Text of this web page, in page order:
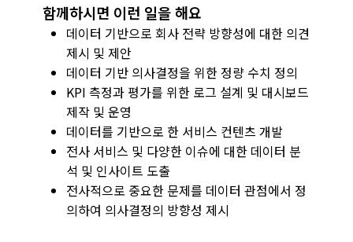
함께하시면 이런 일을 해요
데이터 기반으로 회사 전략 방향성에 대한 의견
제시 및 제안
데이터 기반 의사결정을 위한 정량 수치 정의
KPI 측정과 평가를 위한 로그 설계 및 대시보드
제작 및 운영
데이터를 기반으로 한 서비스 컨텐츠 개발
전사 서비스 및 다양한 이슈에 대한 데이터 분
석 및 인사이트 도출
전사적으로 중요한 문제를 데이터 관점에서 정
의하여 의사결정의 방향성 제시